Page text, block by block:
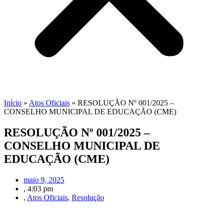
Início » Atos Oficiais » RESOLUÇÃO Nº 001/2025 –
CONSELHO MUNICIPAL DE EDUCAÇÃO (CME)
RESOLUÇÃO Nº 001/2025 –
CONSELHO MUNICIPAL DE
EDUCAÇÃO (CME)
maio 9, 2025
, 4:03 pm
, Atos Oficiais, Resolução